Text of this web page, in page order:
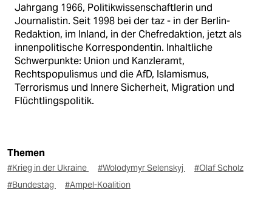
Jahrgang 1966, Politikwissenschaftlerin und
Journalistin. Seit 1998 bei der taz - in der Berlin-
Redaktion, im Inland, in der Chefredaktion, jetzt als
innenpolitische Korrespondentin. Inhaltliche
Schwerpunkte: Union und Kanzleramt,
Rechtspopulismus und die AfD, Islamismus,
Terrorismus und Innere Sicherheit, Migration und
Flüchtlingspolitik.
Themen
#Krieg in der Ukraine #Wolodymyr Selenskyj
#Olaf Scholz
#Bundestag
#Ampel-Koalition